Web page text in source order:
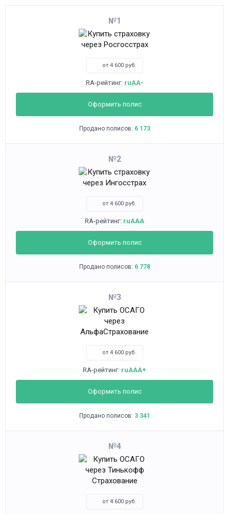
1
от 4 600 руб.
RA-рейтинг: ruAA-
Оформить полис
Продано полисов: 6 173
2
от 4 600 руб.
RA-рейтинг: ruAAA
Оформить полис
Продано полисов: 6 778
3
от 4 600 руб.
RA-рейтинг: ruAAA+
Оформить полис
Продано полисов: 3 341
4
от 4 600 руб.